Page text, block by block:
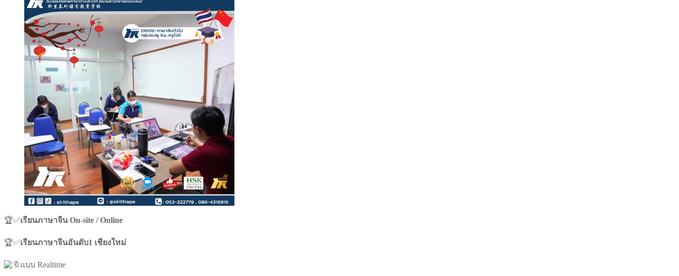
🏆✅เรียนภาษาจีน On-site / Online
🏆✅เรียนภาษาจีนอันดับ1 เชียงใหม่
แบบ Realtime